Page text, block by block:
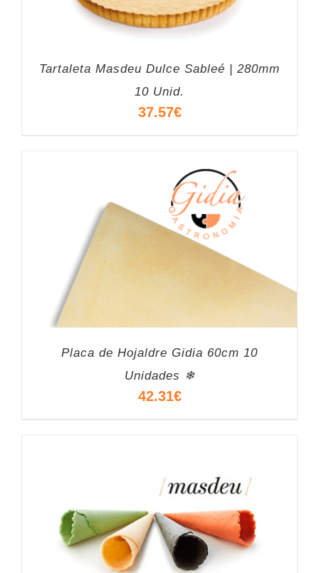
Tartaleta Masdeu Dulce Sableé | 280mm
10 Unid.
37.57€
Placa de Hojaldre Gidia 60cm 10
Unidades ❄
42.31€